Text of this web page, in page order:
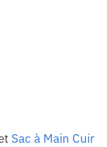
Sac à Main Cuir